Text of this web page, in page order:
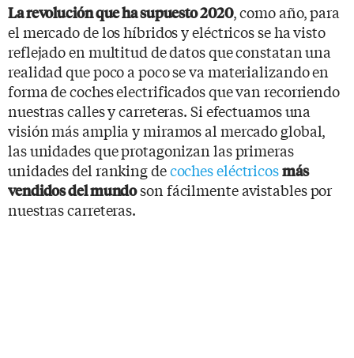
La revolución que ha supuesto 2020, como año, para
el mercado de los híbridos y eléctricos se ha visto
reflejado en multitud de datos que constatan una
realidad que poco a poco se va materializando en
forma de coches electrificados que van recorriendo
nuestras calles y carreteras. Si efectuamos una
visión más amplia y miramos al mercado global,
las unidades que protagonizan las primeras
unidades del ranking decoches eléctricosmás
vendidos del mundoson fácilmente avistables por
nuestras carreteras.